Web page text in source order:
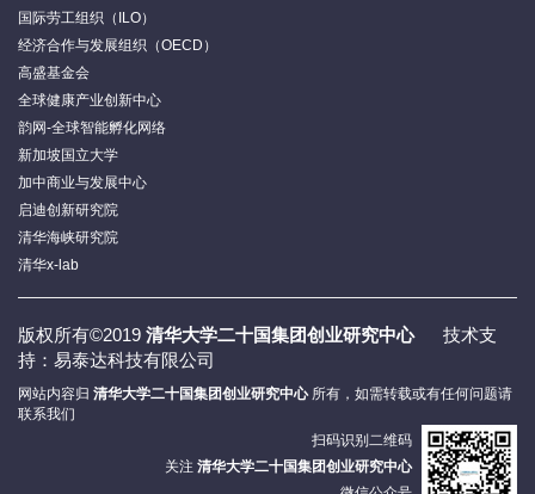
国际劳工组织（ILO）
经济合作与发展组织（OECD）
高盛基金会
全球健康产业创新中心
韵网-全球智能孵化网络
新加坡国立大学
加中商业与发展中心
启迪创新研究院
清华海峡研究院
清华x-lab
版权所有©2019 清华大学二十国集团创业研究中心技术支
持：易泰达科技有限公司
网站内容归 清华大学二十国集团创业研究中心所有，如需转载或有任何问题请
联系我们
扫码识别二维码
关注 清华大学二十国集团创业研究中心